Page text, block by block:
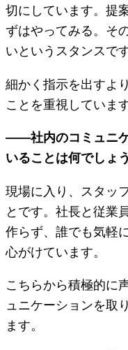
切にしています。提
ずはやってみる。そ
いというスタンスです
細かく指示を出すよ
ことを重視しています
――社内のコミュニ
いることは何でしょう
現場に入り、スタッ
とです。社長と従業
作らず、誰でも気軽
心がけています。
こちらから積極的に
ュニケーションを取
ます。